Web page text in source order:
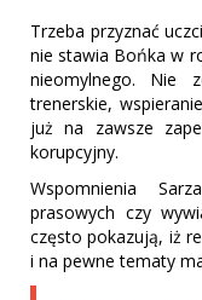
Trzeba przyznać
nie stawia Bońka w
nieomylnego. Nie
trenerskie,
już na zawsze
korupcyjny.
Wspomnienia
prasowych czy
często pokazują, iż
i na pewne tematy